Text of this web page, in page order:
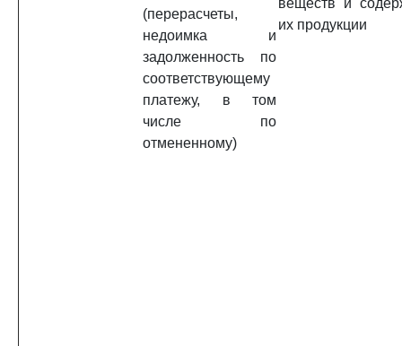
(перерасчеты,
недоимка и
задолженность по
соответствующему
платежу, в том
числе по
отмененному)
веществ и
их продукции